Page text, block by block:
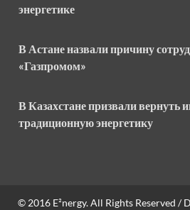
энергетике
В Астане назвали причину
«Газпромом»
В Казахстане призвали вернуть
традиционную энергетику
© 2016 E²nergy. All Rights Reserved /